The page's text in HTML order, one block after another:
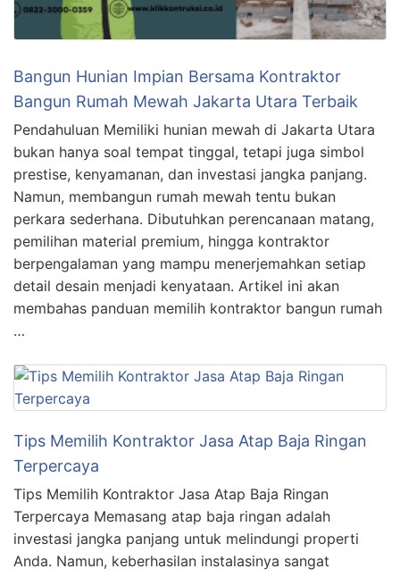
Bangun Hunian Impian Bersama Kontraktor
Bangun Rumah Mewah Jakarta Utara Terbaik
Pendahuluan Memiliki hunian mewah di Jakarta Utara
bukan hanya soal tempat tinggal, tetapi juga simbol
prestise, kenyamanan, dan investasi jangka panjang.
Namun, membangun rumah mewah tentu bukan
perkara sederhana. Dibutuhkan perencanaan matang,
pemilihan material premium, hingga kontraktor
berpengalaman yang mampu menerjemahkan setiap
detail desain menjadi kenyataan. Artikel ini akan
membahas panduan memilih kontraktor bangun rumah
…
Tips Memilih Kontraktor Jasa Atap Baja Ringan
Terpercaya
Tips Memilih Kontraktor Jasa Atap Baja Ringan
Terpercaya Memasang atap baja ringan adalah
investasi jangka panjang untuk melindungi properti
Anda. Namun, keberhasilan instalasinya sangat